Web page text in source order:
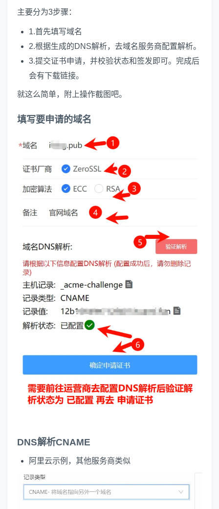
主要分为3步骤：
1.首先填写域名
2.根据生成的DNS解析，去域名服务商配置解析。
3.提交证书申请，并校验状态和签发即可。完成后
会有下载链接。
就这么简单，附上操作截图吧。
填写要申请的域名
DNS解析CNAME
阿里云示例，其他服务商类似